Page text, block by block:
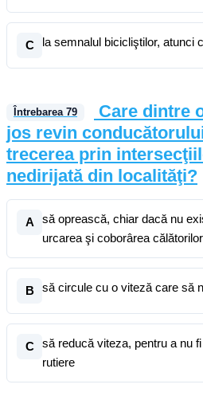
C la semnalul bicicliştilor, atunci
Întrebarea 79
Care dintre
jos revin
trecerea prin
nedirijată din localităţi?
A
să oprească, chiar dacă nu
urcarea şi coborârea călătorilor
B să circule cu o viteză care să
C
să reducă viteza, pentru a nu
rutiere